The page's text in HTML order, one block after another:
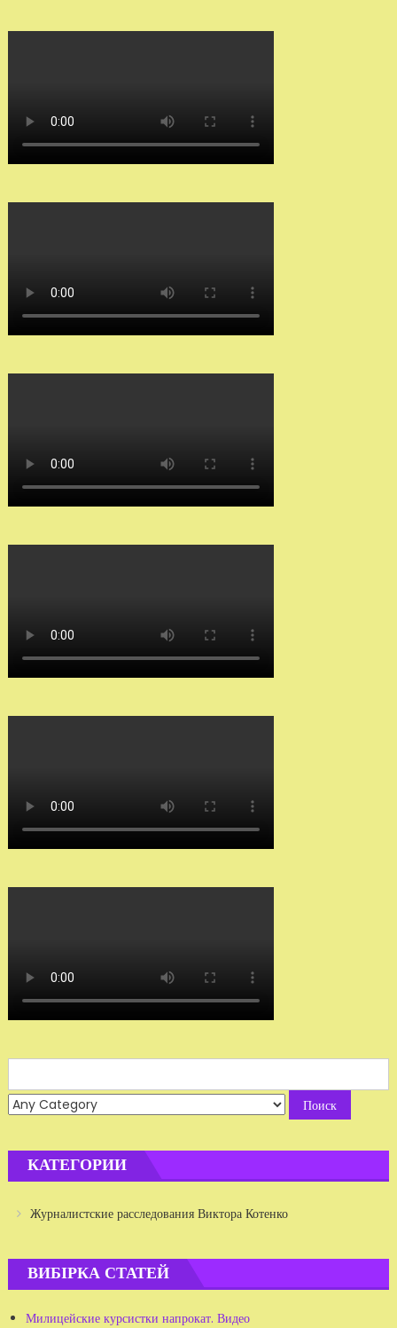
for:
КАТЕГОРИИ
Журналистские расследования Виктора Котенко
ВИБІРКА СТАТЕЙ
Милицейские курсистки напрокат. Видео